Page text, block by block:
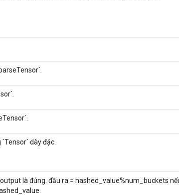
dày đặc.
là đúng. đầu ra = hashed_value%num_buckets